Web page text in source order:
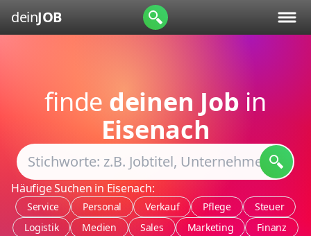
deinJOB
finde deinen Job in
Eisenach
Häufige Suchen in Eisenach:
Service Personal Verkauf Pflege
Steuer
Logistik
Medien Sales Marketing
Finanz